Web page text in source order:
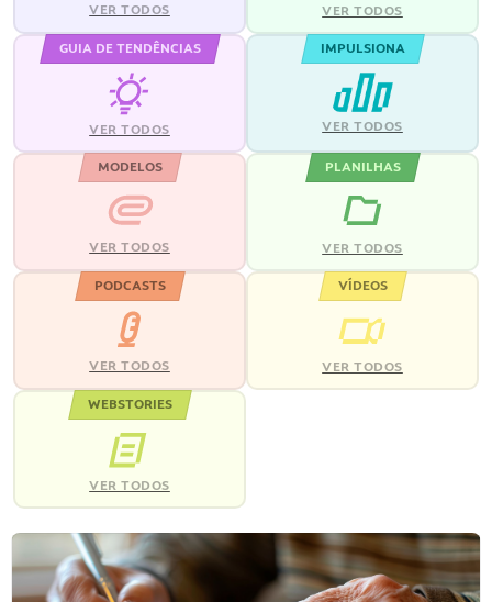
VER TODOS VER TODOS
GUIA DE TENDÊNCIAS
VER TODOS
IMPULSIONA
VER TODOS
MODELOS
VER TODOS
PLANILHAS
VER TODOS
PODCASTS
VER TODOS
VÍDEOS
VER TODOS
WEBSTORIES
VER TODOS